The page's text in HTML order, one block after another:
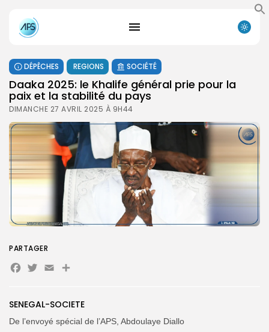
for:
DÉPÊCHES REGIONS SOCIÉTÉ
Daaka 2025: le Khalife général prie pour la
paix et la stabilité du pays
DIMANCHE 27 AVRIL 2025 À 9H44
SENEGAL-SOCIETE
De l’envoyé spécial de l’APS, Abdoulaye Diallo
PARTAGER
Facebook
Twitter
EmailPartager